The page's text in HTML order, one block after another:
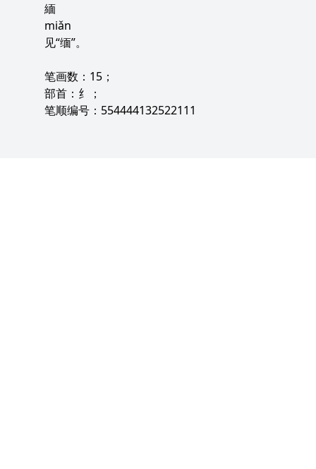
緬
miǎn
见“缅”。
笔画数：15；
部首：纟；
笔顺编号：554444132522111